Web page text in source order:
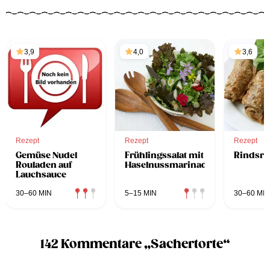
3,9
Rezept
Gemüse Nudel
Rouladen auf
Lauchsauce
30–60 MIN
4,0
Rezept
Frühlingssalat mit
Haselnussmarinade
5–15 MIN
3,6
Rezept
30–60 MIN
142 Kommentare „Sachertorte“